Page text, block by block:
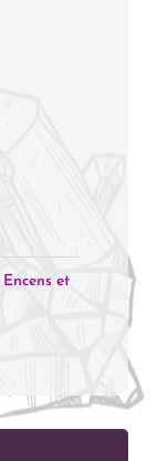
Encens et